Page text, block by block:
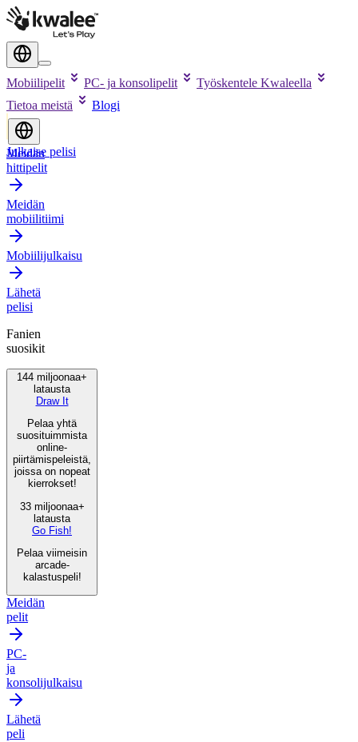
Mobiilipelit PC- ja konsolipelit
Työskentele Kwaleella
Tietoa meistä
Blogi
Julkaise pelisi
Meidän
hittipelit
Meidän
mobiilitiimi
Mobiilijulkaisu
Lähetä
pelisi
Fanien
suosikit
144 miljoonaa+
latausta
Draw It
Pelaa yhtä
suosituimmista
online-
piirtämispeleistä,
joissa on nopeat
kierrokset!
33 miljoonaa+
latausta
Go Fish!
Pelaa viimeisin
arcade-
kalastuspeli!
Meidän
pelit
PC-
ja
konsolijulkaisu
Lähetä
peli